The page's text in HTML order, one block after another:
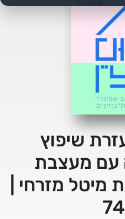
שיפוץ
עם מעצבת
מיטל מזרחי |